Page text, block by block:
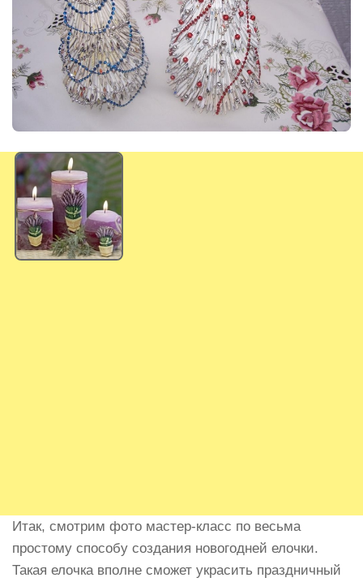
Итак, смотрим фото мастер-класс по весьма
простому способу создания новогодней елочки.
Такая елочка вполне сможет украсить праздничный